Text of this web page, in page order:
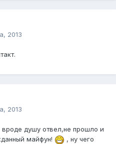
2013
2013
вроде душу отвел,не прошло и
майфун!
, ну чего